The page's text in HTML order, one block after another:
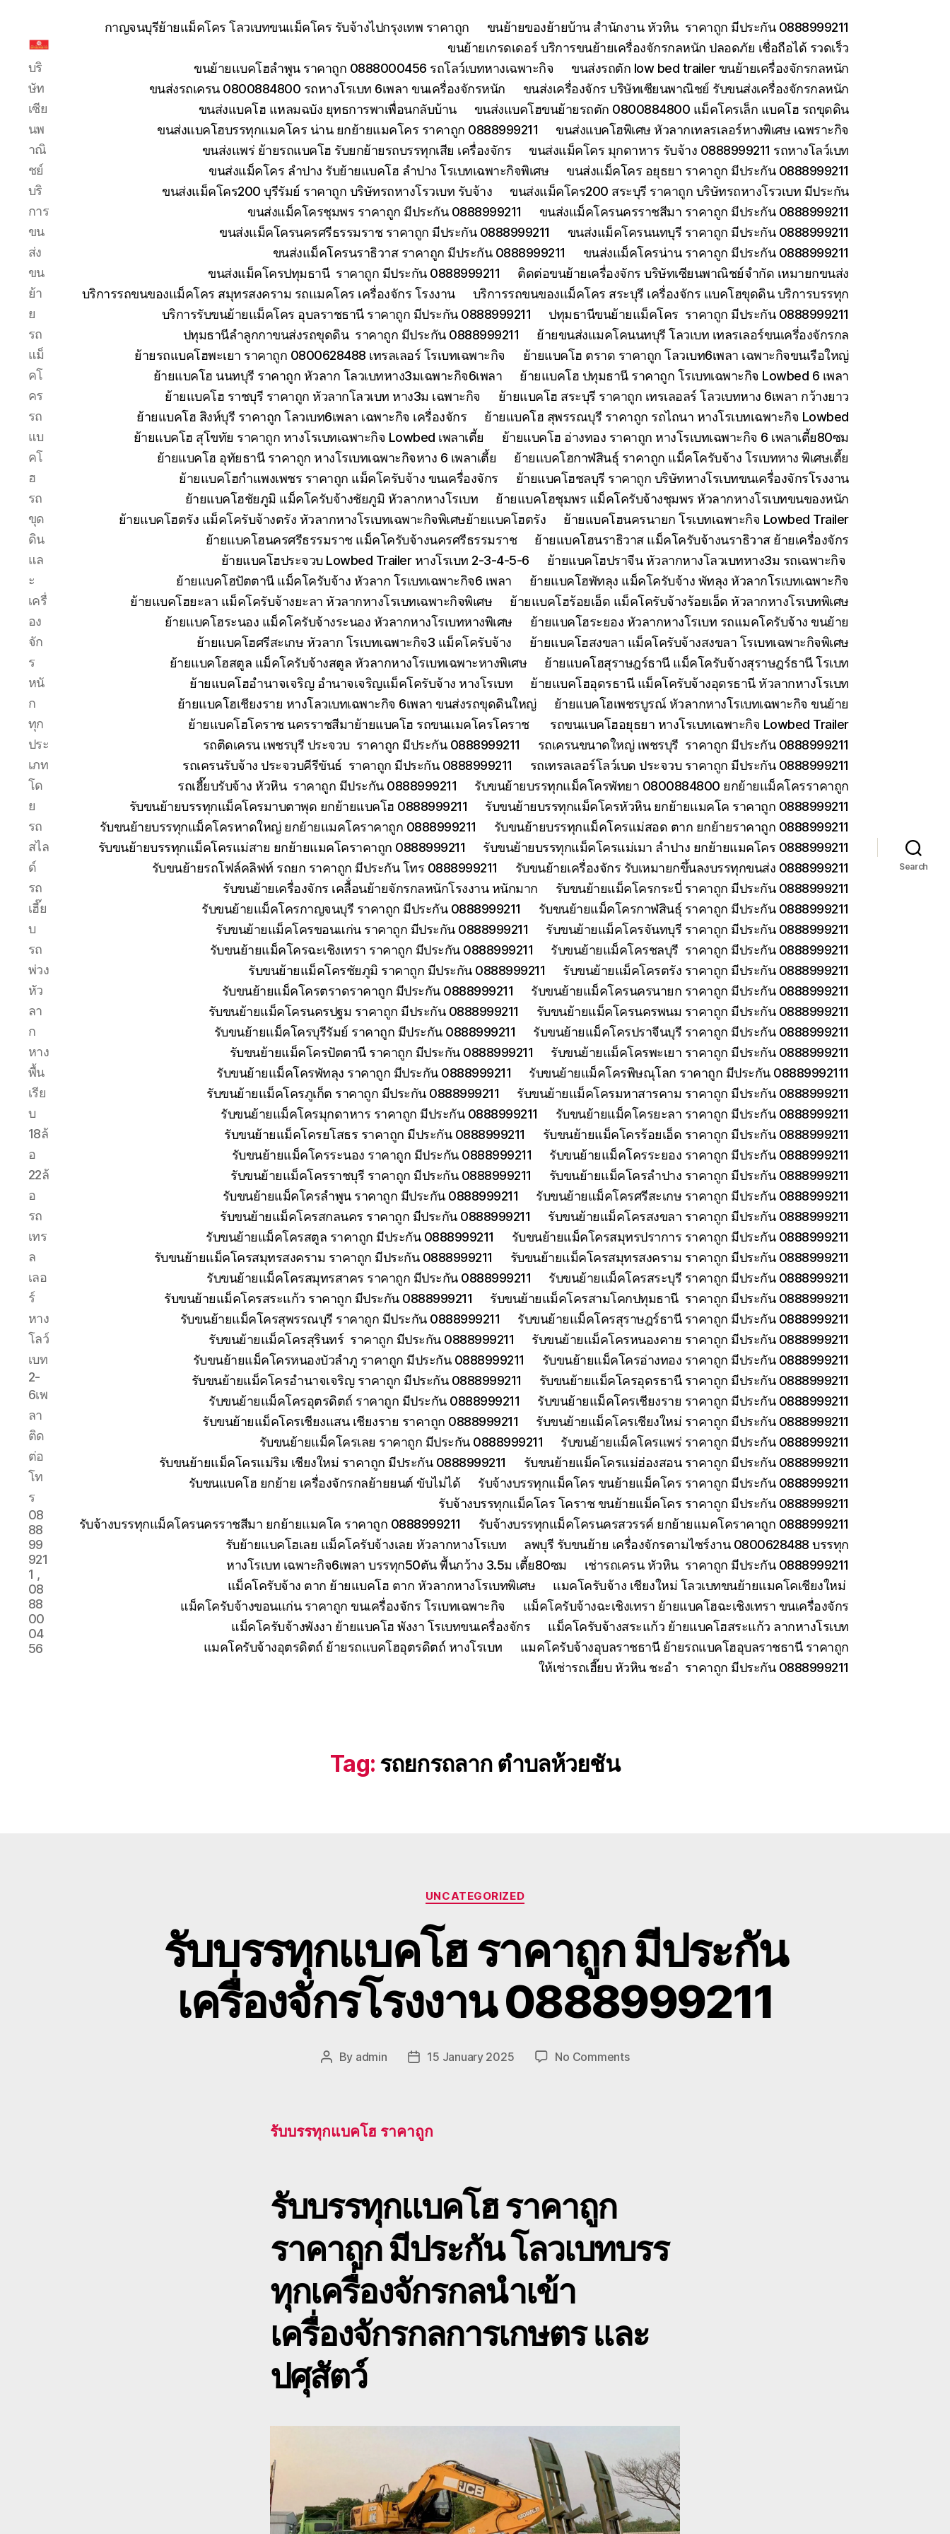
ขน
ย้าย
รถ
โฮ
ทั่ว
ประเทศ.com
บริ
ษัท
เซีย
นพ
าณิ
ชย์
บริ
การ
ขน
ส่ง
ขน
ย้า
ย
รถ
แม็
คโ
คร
รถ
แบ
คโ
ฮ
รถ
ขุด
ดิน
แล
ะ
เครื่
อง
จัก
ร
หนั
ก
ทุก
ประ
เภท
โด
ย
รถ
สไล
ด์
รถ
เฮี๊ย
บ
รถ
พ่วง
หัว
ลา
ก
หาง
พื้น
เรีย
บ
18ล้
อ
22ล้
อ
รถ
เทร
ล
เลอ
ร์
หาง
โลว์
เบท
2-
6เพ
ลา
ติด
ต่อ
โท
ร
08
88
99
921
1 ,
08
88
00
04
56
กาญจนบุรีย้ายแม็คโคร โลวเบทขนแม็คโคร รับจ้างไปกรุงเทพ ราคาถูก
ขนย้ายของย้ายบ้าน สำนักงาน หัวหิน ราคาถูก มีประกัน 0888999211
ขนย้ายเกรดเดอร์ บริการขนย้ายเครื่องจักรกลหนัก ปลอดภัย เชื่อถือได้ รวดเร็ว
ขนย้ายแบคโฮลำพูน ราคาถูก 0888000456 รถโลว์เบทหางเฉพาะกิจ
ขนส่งรถตัก low bed trailer ขนย้ายเครื่องจักรกลหนัก
ขนส่งรถเครน 0800884800 รถหางโรเบท 6เพลา ขนเครื่องจักรหนัก
ขนส่งเครื่องจักร บริษัทเซียนพาณิชย์ รับขนส่งเครื่องจักรกลหนัก
ขนส่งแบคโฮ แหลมฉบัง ยุทธการพาเพื่อนกลับบ้าน
ขนส่งแบคโฮขนย้ายรถตัก 0800884800 แม็คโครเล็ก แบคโฮ รถขุดดิน
ขนส่งแบคโฮบรรทุกแมคโคร น่าน ยกย้ายแมคโคร ราคาถูก 0888999211
ขนส่งแบคโฮพิเศษ หัวลากเทลรเลอร์หางพิเศษ เฉพราะกิจ
ขนส่งแพร่ ย้ายรถแบคโฮ รับยกย้ายรถบรรทุกเสีย เครื่องจักร
ขนส่งแม็คโคร มุกดาหาร รับจ้าง 0888999211 รถหางโลว์เบท
ขนส่งแม็คโคร ลำปาง รับย้ายแบคโฮ ลำปาง โรเบทเฉพาะกิจพิเศษ
ขนส่งแม็คโคร อยุธยา ราคาถูก มีประกัน 0888999211
ขนส่งแม็คโคร200 บุรีรัมย์ ราคาถูก บริษัทรถหางโรวเบท รับจ้าง
ขนส่งแม็คโคร200 สระบุรี ราคาถูก บริษัทรถหางโรวเบท มีประกัน
ขนส่งแม็คโครชุมพร ราคาถูก มีประกัน 0888999211
ขนส่งแม็คโครนครราชสีมา ราคาถูก มีประกัน 0888999211
ขนส่งแม็คโครนครศรีธรรมราช ราคาถูก มีประกัน 0888999211
ขนส่งแม็คโครนนทบุรี ราคาถูก มีประกัน 0888999211
ขนส่งแม็คโครนราธิวาส ราคาถูก มีประกัน 0888999211
ขนส่งแม็คโครน่าน ราคาถูก มีประกัน 0888999211
ขนส่งแม็คโครปทุมธานี ราคาถูก มีประกัน 0888999211
ติดต่อขนย้ายเครื่องจักร บริษัทเซียนพาณิชย์จำกัด เหมายกขนส่ง
บริการรถขนของแม็คโคร สมุทรสงคราม รถแมคโคร เครื่องจักร โรงงาน
บริการรถขนของแม็คโคร สระบุรี เครื่องจักร แบคโฮขุดดิน บริการบรรทุก
บริการรับขนย้ายแม็คโคร อุบลราชธานี ราคาถูก มีประกัน 0888999211
ปทุมธานีขนย้ายแม็คโคร ราคาถูก มีประกัน 0888999211
ปทุมธานีลำลูกกาขนส่งรถขุดดิน ราคาถูก มีประกัน 0888999211
ย้ายขนส่งแมคโคนนทบุรี โลวเบท เทลรเลอร์ขนเครี่องจักรกล
ย้ายรถแบคโฮพะเยา ราคาถูก 0800628488 เทรลเลอร์ โรเบทเฉพาะกิจ
ย้ายแบคโฮ ตราด ราคาถูก โลวเบท6เพลา เฉพาะกิจขนเรือใหญ่
ย้ายแบคโฮ นนทบุรี ราคาถูก หัวลาก โลวเบทหาง3มเฉพาะกิจ6เพลา
ย้ายแบคโฮ ปทุมธานี ราคาถูก โรเบทเฉพาะกิจ Lowbed 6 เพลา
ย้ายแบคโฮ ราชบุรี ราคาถูก หัวลากโลวเบท หาง3ม เฉพาะกิจ
ย้ายแบคโฮ สระบุรี ราคาถูก เทรเลอลร์ โลวเบทหาง 6เพลา กว้างยาว
ย้ายแบคโฮ สิงห์บุรี ราคาถูก โลวเบท6เพลา เฉพาะกิจ เครื่องจักร
ย้ายแบคโฮ สุพรรณบุรี ราคาถูก รถไถนา หางโรเบทเฉพาะกิจ Lowbed
ย้ายแบคโฮ สุโขทัย ราคาถูก หางโรเบทเฉพาะกิจ Lowbed เพลาเตี้ย
ย้ายแบคโฮ อ่างทอง ราคาถูก หางโรเบทเฉพาะกิจ 6 เพลาเตี้ย80ซม
ย้ายแบคโฮ อุทัยธานี ราคาถูก หางโรเบทเฉพาะกิจหาง 6 เพลาเตี้ย
ย้ายแบคโฮกาฬสินธุ์ ราคาถูก แม็คโครับจ้าง โรเบทหาง พิเศษเตี้ย
ย้ายแบคโฮกำแพงเพชร ราคาถูก แม็คโครับจ้าง ขนเครื่องจักร
ย้ายแบคโฮชลบุรี ราคาถูก บริษัทหางโรเบทขนเครื่องจักรโรงงาน
ย้ายแบคโฮชัยภูมิ แม็คโครับจ้างชัยภูมิ หัวลากหางโรเบท
ย้ายแบคโฮชุมพร แม็คโครับจ้างชุมพร หัวลากหางโรเบทขนของหนัก
ย้ายแบคโฮตรัง แม็คโครับจ้างตรัง หัวลากหางโรเบทเฉพาะกิจพิเศษย้ายแบคโฮตรัง
ย้ายแบคโฮนครนายก โรเบทเฉพาะกิจ Lowbed Trailer
ย้ายแบคโฮนครศรีธรรมราช แม็คโครับจ้างนครศรีธรรมราช
ย้ายแบคโฮนราธิวาส แม็คโครับจ้างนราธิวาส ย้ายเครื่องจักร
ย้ายแบคโฮประจวบ Lowbed Trailer หางโรเบท 2-3-4-5-6
ย้ายแบคโฮปราจีน หัวลากหางโลวเบทหาง3ม รถเฉพาะกิจ
ย้ายแบคโฮปัตตานี แม็คโครับจ้าง หัวลาก โรเบทเฉพาะกิจ6 เพลา
ย้ายแบคโฮพัทลุง แม็คโครับจ้าง พัทลุง หัวลากโรเบทเฉพาะกิจ
ย้ายแบคโฮยะลา แม็คโครับจ้างยะลา หัวลากหางโรเบทเฉพาะกิจพิเศษ
ย้ายแบคโฮร้อยเอ็ด แม็คโครับจ้างร้อยเอ็ด หัวลากหางโรเบทพิเศษ
ย้ายแบคโฮระนอง แม็คโครับจ้างระนอง หัวลากหางโรเบทหางพิเศษ
ย้ายแบคโฮระยอง หัวลากหางโรเบท รถแมคโครับจ้าง ขนย้าย
ย้ายแบคโฮศรีสะเกษ หัวลาก โรเบทเฉพาะกิจ3 แม็คโครับจ้าง
ย้ายแบคโฮสงขลา แม็คโครับจ้างสงขลา โรเบทเฉพาะกิจพิเศษ
ย้ายแบคโฮสตูล แม็คโครับจ้างสตูล หัวลากหางโรเบทเฉพาะหางพิเศษ
ย้ายแบคโฮสุราษฎร์ธานี แม็คโครับจ้างสุราษฎร์ธานี โรเบท
ย้ายแบคโฮอำนาจเจริญ อำนาจเจริญแม็คโครับจ้าง หางโรเบท
ย้ายแบคโฮอุดรธานี แม็คโครับจ้างอุดรธานี หัวลากหางโรเบท
ย้ายแบคโฮเชียงราย หางโลวเบทเฉพาะกิจ 6เพลา ขนส่งรถขุดดินใหญ่
ย้ายแบคโฮเพชรบูรณ์ หัวลากหางโรเบทเฉพาะกิจ ขนย้าย
ย้ายแบคโฮโคราช นครราชสีมาย้ายแบคโฮ รถขนแมคโครโคราช
รถขนแบคโฮอยุธยา หางโรเบทเฉพาะกิจ Lowbed Trailer
รถติดเครน เพชรบุรี ประจวบ ราคาถูก มีประกัน 0888999211
รถเครนขนาดใหญ่ เพชรบุรี ราคาถูก มีประกัน 0888999211
รถเครนรับจ้าง ประจวบคีรีขันธ์ ราคาถูก มีประกัน 0888999211
รถเทรลเลอร์โลว์เบด ประจวบ ราคาถูก มีประกัน 0888999211
รถเฮี๊ยบรับจ้าง หัวหิน ราคาถูก มีประกัน 0888999211
รับขนย้ายบรรทุกแม็คโครพัทยา 0800884800 ยกย้ายแม็คโครราคาถูก
รับขนย้ายบรรทุกแม็คโครมาบตาพุด ยกย้ายแบคโฮ 0888999211
รับขนย้ายบรรทุกแม็คโครหัวหิน ยกย้ายแมคโค ราคาถูก 0888999211
รับขนย้ายบรรทุกแม็คโครหาดใหญ่ ยกย้ายแมคโคราคาถูก 0888999211
รับขนย้ายบรรทุกแม็คโครแม่สอด ตาก ยกย้ายราคาถูก 0888999211
รับขนย้ายบรรทุกแม็คโครแม่สาย ยกย้ายแมคโคราคาถูก 0888999211
รับขนย้ายบรรทุกแม็คโครแม่เมา ลำปาง ยกย้ายแมคโคร 0888999211
รับขนย้ายรถโฟล์คลิฟท์ รถยก ราคาถูก มีประกัน โทร 0888999211
รับขนย้ายเครื่องจักร รับเหมายกขึ้นลงบรรทุกขนส่ง 0888999211
รับขนย้ายเครื่องจักร เคลื้่อนย้ายจักรกลหนักโรงงาน หนักมาก
รับขนย้ายแม็คโครกระบี่ ราคาถูก มีประกัน 0888999211
รับขนย้ายแม็คโครกาญจนบุรี ราคาถูก มีประกัน 0888999211
รับขนย้ายแม็คโครกาฬสินธุ์ ราคาถูก มีประกัน 0888999211
รับขนย้ายแม็คโครขอนแก่น ราคาถูก มีประกัน 0888999211
รับขนย้ายแม็คโครจันทบุรี ราคาถูก มีประกัน 0888999211
รับขนย้ายแม็คโครฉะเชิงเทรา ราคาถูก มีประกัน 0888999211
รับขนย้ายแม็คโครชลบุรี ราคาถูก มีประกัน 0888999211
รับขนย้ายแม็คโครชัยภูมิ ราคาถูก มีประกัน 0888999211
รับขนย้ายแม็คโครตรัง ราคาถูก มีประกัน 0888999211
รับขนย้ายแม็คโครตราดราคาถูก มีประกัน 0888999211
รับขนย้ายแม็คโครนครนายก ราคาถูก มีประกัน 0888999211
รับขนย้ายแม็คโครนครปฐม ราคาถูก มีประกัน 0888999211
รับขนย้ายแม็คโครนครพนม ราคาถูก มีประกัน 0888999211
รับขนย้ายแม็คโครบุรีรัมย์ ราคาถูก มีประกัน 0888999211
รับขนย้ายแม็คโครปราจีนบุรี ราคาถูก มีประกัน 0888999211
รับขนย้ายแม็คโครปัตตานี ราคาถูก มีประกัน 0888999211
รับขนย้ายแม็คโครพะเยา ราคาถูก มีประกัน 0888999211
รับขนย้ายแม็คโครพัทลุง ราคาถูก มีประกัน 0888999211
รับขนย้ายแม็คโครพิษณุโลก ราคาถูก มีประกัน 08889992111
รับขนย้ายแม็คโครภูเก็ต ราคาถูก มีประกัน 0888999211
รับขนย้ายแม็คโครมหาสารคาม ราคาถูก มีประกัน 0888999211
รับขนย้ายแม็คโครมุกดาหาร ราคาถูก มีประกัน 0888999211
รับขนย้ายแม็คโครยะลา ราคาถูก มีประกัน 0888999211
รับขนย้ายแม็คโครยโสธร ราคาถูก มีประกัน 0888999211
รับขนย้ายแม็คโครร้อยเอ็ด ราคาถูก มีประกัน 0888999211
รับขนย้ายแม็คโครระนอง ราคาถูก มีประกัน 0888999211
รับขนย้ายแม็คโครระยอง ราคาถูก มีประกัน 0888999211
รับขนย้ายแม็คโครราชบุรี ราคาถูก มีประกัน 0888999211
รับขนย้ายแม็คโครลำปาง ราคาถูก มีประกัน 0888999211
รับขนย้ายแม็คโครลำพูน ราคาถูก มีประกัน 0888999211
รับขนย้ายแม็คโครศรีสะเกษ ราคาถูก มีประกัน 0888999211
รับขนย้ายแม็คโครสกลนคร ราคาถูก มีประกัน 0888999211
รับขนย้ายแม็คโครสงขลา ราคาถูก มีประกัน 0888999211
รับขนย้ายแม็คโครสตูล ราคาถูก มีประกัน 0888999211
รับขนย้ายแม็คโครสมุทรปราการ ราคาถูก มีประกัน 0888999211
รับขนย้ายแม็คโครสมุทรสงคราม ราคาถูก มีประกัน 0888999211
รับขนย้ายแม็คโครสมุทรสงคราม ราคาถูก มีประกัน 0888999211
รับขนย้ายแม็คโครสมุทรสาคร ราคาถูก มีประกัน 0888999211
รับขนย้ายแม็คโครสระบุรี ราคาถูก มีประกัน 0888999211
รับขนย้ายแม็คโครสระแก้ว ราคาถูก มีประกัน 0888999211
รับขนย้ายแม็คโครสามโคกปทุมธานี ราคาถูก มีประกัน 0888999211
รับขนย้ายแม็คโครสุพรรณบุรี ราคาถูก มีประกัน 0888999211
รับขนย้ายแม็คโครสุราษฎร์ธานี ราคาถูก มีประกัน 0888999211
รับขนย้ายแม็คโครสุรินทร์ ราคาถูก มีประกัน 0888999211
รับขนย้ายแม็คโครหนองคาย ราคาถูก มีประกัน 0888999211
รับขนย้ายแม็คโครหนองบัวลำภู ราคาถูก มีประกัน 0888999211
รับขนย้ายแม็คโครอ่างทอง ราคาถูก มีประกัน 0888999211
รับขนย้ายแม็คโครอำนาจเจริญ ราคาถูก มีประกัน 0888999211
รับขนย้ายแม็คโครอุดรธานี ราคาถูก มีประกัน 0888999211
รับขนย้ายแม็คโครอุตรดิตถ์ ราคาถูก มีประกัน 0888999211
รับขนย้ายแม็คโครเชียงราย ราคาถูก มีประกัน 0888999211
รับขนย้ายแม็คโครเชียงแสน เชียงราย ราคาถูก 0888999211
รับขนย้ายแม็คโครเชียงใหม่ ราคาถูก มีประกัน 0888999211
รับขนย้ายแม็คโครเลย ราคาถูก มีประกัน 0888999211
รับขนย้ายแม็คโครแพร่ ราคาถูก มีประกัน 0888999211
รับขนย้ายแม็คโครแม่ริม เชียงใหม่ ราคาถูก มีประกัน 0888999211
รับขนย้ายแม็คโครแม่ฮ่องสอน ราคาถูก มีประกัน 0888999211
รับขนแบคโฮ ยกย้าย เครื่องจักรกลย้ายยนต์ ขับไม่ได้
รับจ้างบรรทุกแม็คโคร ขนย้ายแม็คโคร ราคาถูก มีประกัน 0888999211
รับจ้างบรรทุกแม็คโคร โคราช ขนย้ายแม็คโคร ราคาถูก มีประกัน 0888999211
รับจ้างบรรทุกแม็คโครนครราชสีมา ยกย้ายแมคโค ราคาถูก 0888999211
รับจ้างบรรทุกแม็คโครนครสวรรค์ ยกย้ายแมคโคราคาถูก 0888999211
รับย้ายแบคโฮเลย แม็คโครับจ้างเลย หัวลากหางโรเบท
ลพบุรี รับขนย้าย เครื่องจักรตามไซร์งาน 0800628488 บรรทุก
หางโรเบท เฉพาะกิจ6เพลา บรรทุก50ตัน พื้นกว้าง 3.5ม เตี้ย80ซม
เช่ารถเครน หัวหิน ราคาถูก มีประกัน 0888999211
แม็คโครับจ้าง ตาก ย้ายแบคโฮ ตาก หัวลากหางโรเบทพิเศษ
แมคโครับจ้าง เชียงใหม่ โลวเบทขนย้ายแมคโคเชียงใหม่
แม็คโครับจ้างขอนแก่น ราคาถูก ขนเครื่องจักร โรเบทเฉพาะกิจ
แม็คโครับจ้างฉะเชิงเทรา ย้ายแบคโฮฉะเชิงเทรา ขนเครื่องจักร
แม็คโครับจ้างพังงา ย้ายแบคโฮ พังงา โรเบทขนเครื่องจักร
แม็คโครับจ้างสระแก้ว ย้ายแบคโฮสระแก้ว ลากหางโรเบท
แมคโครับจ้างอุตรดิตถ์ ย้ายรถแบคโฮอุตรดิตถ์ หางโรเบท
แมคโครับจ้างอุบลราชธานี ย้ายรถแบคโฮอุบลราชธานี ราคาถูก
ให้เช่ารถเฮี๊ยบ หัวหิน ชะอำ ราคาถูก มีประกัน 0888999211
Search
Tag: รถยกรถลาก ตำบลห้วยชัน
Categories
UNCATEGORIZED
รับบรรทุกแบคโฮ ราคาถูก มีประกัน
เครื่องจักรโรงงาน 0888999211
Post
By admin
Post15 January 2025 No Commentson
0888999211
รับบรรทุกแบคโฮ ราคาถูก
รับบรรทุกแบคโฮราคาถูก
ราคาถูก มีประกัน โลวเบทบรร
ทุกเครื่องจักรกลนำเข้า
เครื่องจักรกลการเกษตร และ
ปศุสัตว์